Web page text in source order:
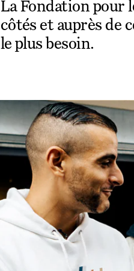
La Fondation pour
côtés et auprès de
le plus besoin.